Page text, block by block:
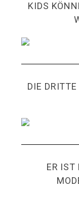
KIDS
DIE
ER IST